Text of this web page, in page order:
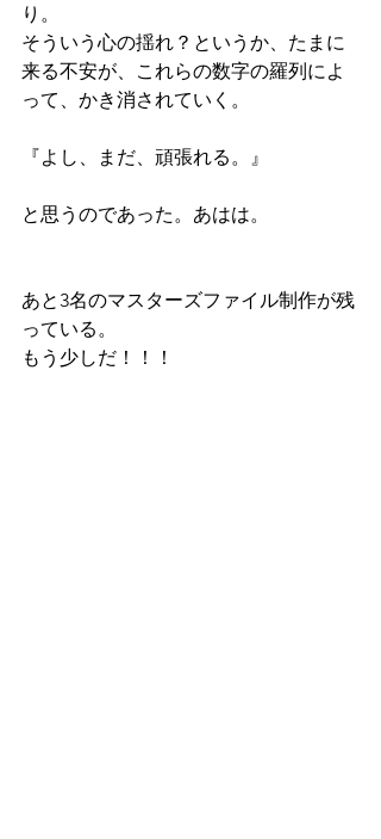
り。
そういう心の揺れ？というか、たまに
来る不安が、これらの数字の羅列によ
って、かき消されていく。
『よし、まだ、頑張れる。』
と思うのであった。あはは。
あと3名のマスターズファイル制作が残
っている。
もう少しだ！！！